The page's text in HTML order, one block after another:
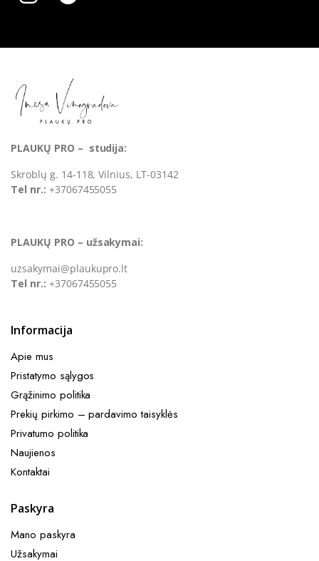
PLAUKŲ PRO – studija:
Skroblų g. 14-118, Vilnius, LT-03142
Tel nr.: +37067455055
PLAUKŲ PRO – užsakymai:
uzsakymai@plaukupro.lt
Tel nr.: +37067455055
Informacija
Apie mus
Pristatymo sąlygos
Grąžinimo politika
Prekių pirkimo – pardavimo taisyklės​
Privatumo politika
Naujienos
Kontaktai
Paskyra
Mano paskyra
Užsakymai